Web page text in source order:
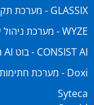
GLASSIX - מערכת תקשורת אומניצ'אנל לשירות ומכירות
WYZE - מערכת ניהול ידע ארגוני חכמה
CONSIST AI - בוט AI חכם לשירות ומכירות
Doxi - מערכת חתימות דיגיטליות
Syteca